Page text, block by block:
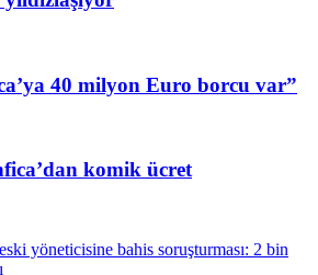
40 milyon Euro borcu var”
komik ücret